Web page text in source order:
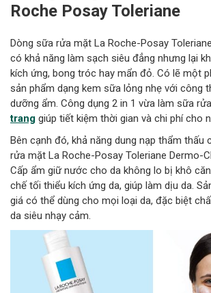
Roche Posay Toleriane
Dòng sữa rửa mặt La Roche-Posay
có khả năng làm sạch siêu đẳng nhưng lại
kích ứng, bong tróc hay mẩn đỏ. Có lẽ một
sản phẩm dạng kem sữa lỏng nhẹ với công
dưỡng ẩm. Công dụng 2 in 1 vừa làm sữa
trang giúp tiết kiệm thời gian và chi phí cho
Bên cạnh đó, khả năng dung nạp thẩm thấu
rửa mặt La Roche-Posay Toleriane Dermo-
Cấp ẩm giữ nước cho da không lo bị khô
chế tối thiểu kích ứng da, giúp làm dịu da.
giá có thể dùng cho mọi loại da, đặc biệt
da siêu nhạy cảm.